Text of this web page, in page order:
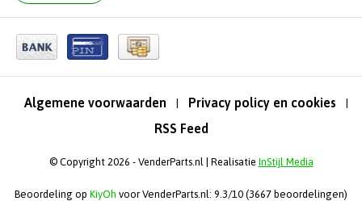
Algemene voorwaarden | Privacy policy en cookies |
RSS Feed
© Copyright 2026 - VenderParts.nl | Realisatie InStijl Media
Beoordeling op KiyOh voor VenderParts.nl: 9.3/10 (3667 beoordelingen)